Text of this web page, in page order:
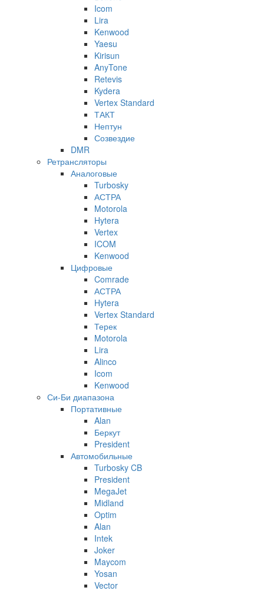
Icom
Lira
Kenwood
Yaesu
Kirisun
AnyTone
Retevis
Kydera
Vertex Standard
ТАКТ
Нептун
Созвездие
DMR
Ретрансляторы
Аналоговые
Turbosky
АСТРА
Motorola
Hytera
Vertex
ICOM
Kenwood
Цифровые
Comrade
АСТРА
Hytera
Vertex Standard
Терек
Motorola
Lira
Alinco
Icom
Kenwood
Си-Би диапазона
Портативные
Alan
Беркут
President
Автомобильные
Turbosky CB
President
MegaJet
Midland
Optim
Alan
Intek
Joker
Maycom
Yosan
Vector